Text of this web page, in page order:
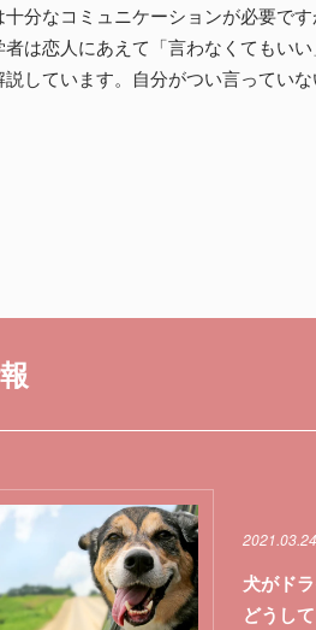
分なコミュニケーションが必要で
は恋人にあえて「言わなくてもい
しています。自分がつい言ってい
犬がド
どうし